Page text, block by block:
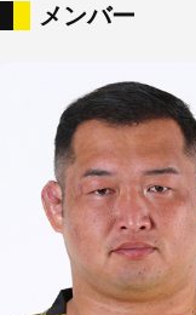
メンバー